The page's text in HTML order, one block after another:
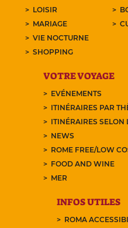
LOISIR
MARIAGE
VIE NOCTURNE
SHOPPING
VOTRE VOYAGE
EVÉNEMENTS
ITINÉRAIRES PAR
ITINÉRAIRES SELON
NEWS
ROME FREE/LOW
FOOD AND WINE
MER
INFOS UTILES
ROMA